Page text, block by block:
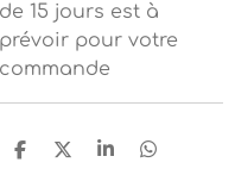
de 15 jours est à
prévoir pour votre
commande
P
P
P
P